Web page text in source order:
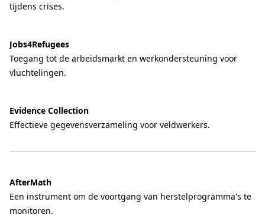
tijdens crises.
Jobs4Refugees
Toegang tot de arbeidsmarkt en werkondersteuning voor
vluchtelingen.
Evidence Collection
Effectieve gegevensverzameling voor veldwerkers.
AfterMath
Een instrument om de voortgang van herstelprogramma's te
monitoren.